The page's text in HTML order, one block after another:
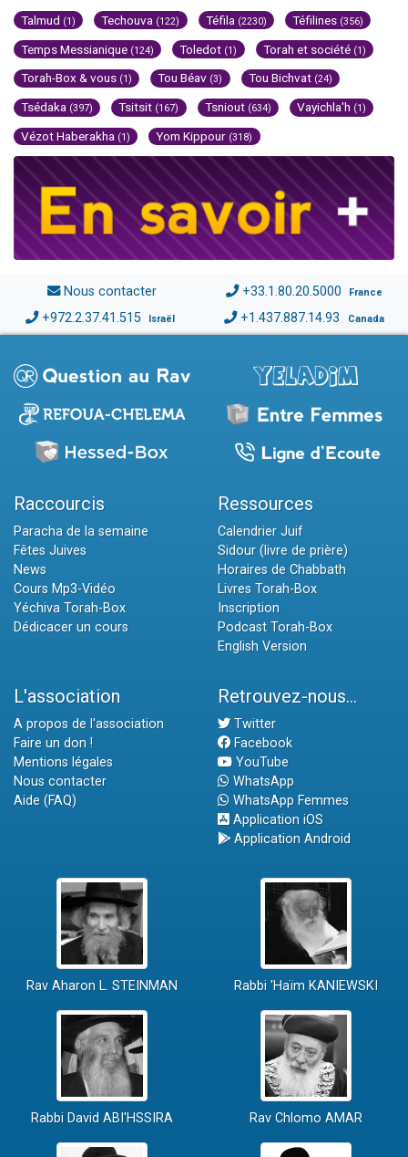
Talmud (1) Techouva (122) Téfila (2230) Téfilines (356)
Temps Messianique (124) Toledot (1) Torah et société (1)
Torah-Box & vous (1) Tou Béav (3) Tou Bichvat (24)
Tsédaka (397) Tsitsit (167) Tsniout (634) Vayichla'h (1)
Vézot Haberakha (1) Yom Kippour (318)
Nous contacter +33.1.80.20.5000 France
+972.2.37.41.515 Israël +1.437.887.14.93 Canada
Raccourcis
Paracha de la semaine
Fêtes Juives
News
Cours Mp3-Vidéo
Yéchiva Torah-Box
Dédicacer un cours
Ressources
Calendrier Juif
Sidour (livre de prière)
Horaires de Chabbath
Livres Torah-Box
Inscription
Podcast Torah-Box
English Version
L'association
A propos de l'association
Faire un don !
Mentions légales
Nous contacter
Aide (FAQ)
Retrouvez-nous...
Twitter
Facebook
YouTube
WhatsApp
WhatsApp Femmes
Application iOS
Application Android
Rav Aharon L. STEINMAN Rabbi 'Haïm KANIEWSKI
Rabbi David ABI'HSSIRA Rav Chlomo AMAR